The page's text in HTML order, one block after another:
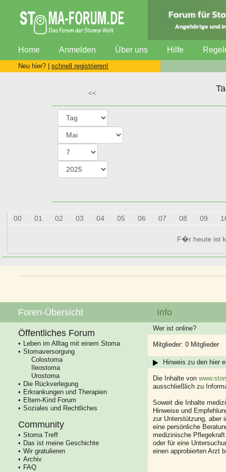
Home Anmelden Über uns Hilfe
Neu hier? | schnell registrieren!
<<
00 01 02 03 04 05 06 07 08 09
F�r heute ist
Foren-Übersicht
Öffentliches Forum
Leben im Alltag mit einem Stoma
Stomaversorgung
Colostoma
Ileostoma
Urostoma
Die Rückverlegung
Erkrankungen und Therapien
Eltern-Kind Forum
Soziales und Rechtliches
Community
Stoma Treff
Das ist meine Geschichte
Wir gratulieren
Archiv
FAQ
Info
Wer ist online?
Mitglieder: 0 Mitglieder
Hinweis zu den hier
Die Inhalte von
ausschließlich zu
Soweit die Inhalte
Hinweise und
zur Unterstützung, aber
eine persönliche
medizinische
oder für eine
einen approbierten Arzt